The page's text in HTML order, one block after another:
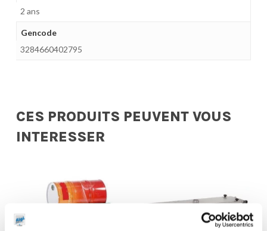
2 ans
Gencode
3284660402795
CES PRODUITS PEUVENT VOUS
INTERESSER